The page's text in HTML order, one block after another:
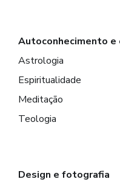
Autoconhecimento
Astrologia
Espiritualidade
Meditação
Teologia
Design e fotografia